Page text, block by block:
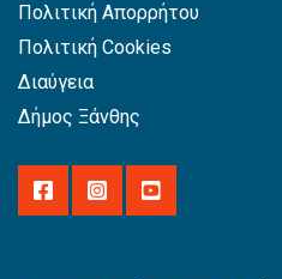
Πολιτική Απορρήτου
Πολιτική Cookies
Διαύγεια
Δήμος Ξάνθης